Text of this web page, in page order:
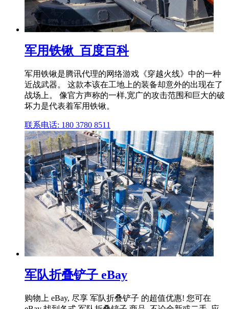
军用铁锹_百度百科
军用铁锹是腾讯代理的网络游戏《穿越火线》中的一种
近战武器。 这款本该在工地上的装备却意外的出现在了
战场上。 像官方声称的一样,宽广的攻击范围和巨大的破
坏力是代表着军用铁锹。
联系电话: 180 3780 8511
军队折叠铲子 eBay
购物上 eBay, 尽享 军队折叠铲子 的超值优惠! 您可在